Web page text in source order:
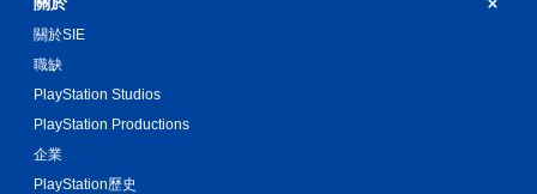
關於SIE
職缺
PlayStation Studios
PlayStation Productions
企業
PlayStation歷史